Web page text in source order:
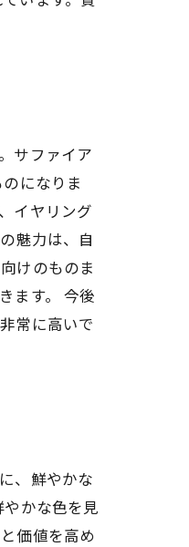
サファイア
になりま
イヤリング
魅力は、自
けのものま
ます。 今後
常に高いで
、鮮やかな
かな色を見
価値を高め